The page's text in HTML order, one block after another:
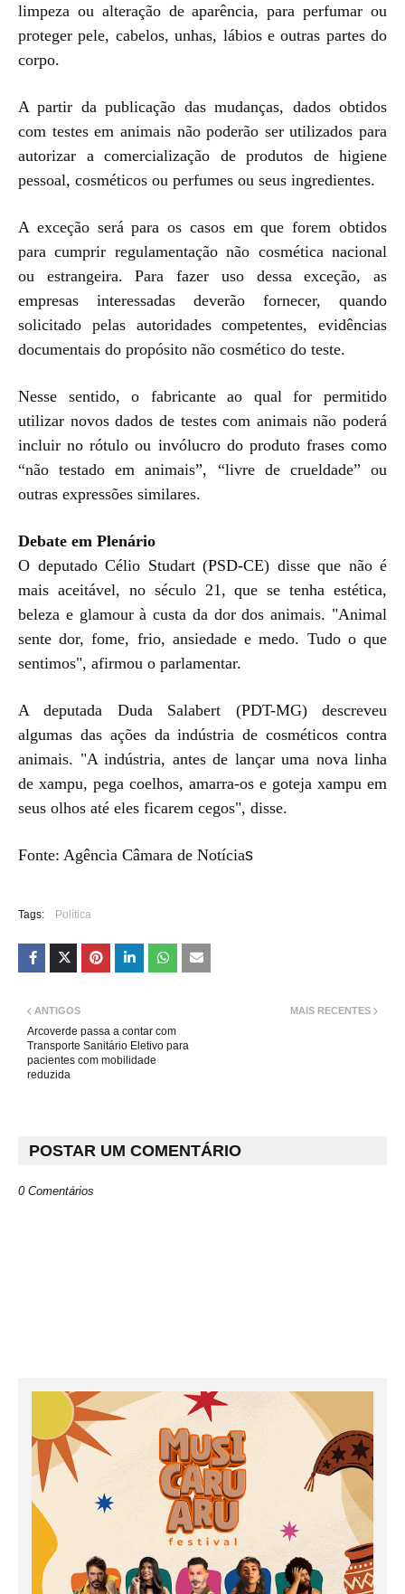
limpeza ou alteração de aparência, para perfumar ou
proteger pele, cabelos, unhas, lábios e outras partes do
corpo.
A partir da publicação das mudanças, dados obtidos
com testes em animais não poderão ser utilizados para
autorizar a comercialização de produtos de higiene
pessoal, cosméticos ou perfumes ou seus ingredientes.
A exceção será para os casos em que forem obtidos
para cumprir regulamentação não cosmética nacional
ou estrangeira. Para fazer uso dessa exceção, as
empresas interessadas deverão fornecer, quando
solicitado pelas autoridades competentes, evidências
documentais do propósito não cosmético do teste.
Nesse sentido, o fabricante ao qual for permitido
utilizar novos dados de testes com animais não poderá
incluir no rótulo ou invólucro do produto frases como
“não testado em animais”, “livre de crueldade” ou
outras expressões similares.
Debate em Plenário
O deputado Célio Studart (PSD-CE) disse que não é
mais aceitável, no século 21, que se tenha estética,
beleza e glamour à custa da dor dos animais. "Animal
sente dor, fome, frio, ansiedade e medo. Tudo o que
sentimos", afirmou o parlamentar.
A deputada Duda Salabert (PDT-MG) descreveu
algumas das ações da indústria de cosméticos contra
animais. "A indústria, antes de lançar uma nova linha
de xampu, pega coelhos, amarra-os e goteja xampu em
seus olhos até eles ficarem cegos", disse.
Fonte: Agência Câmara de Notícias
Tags: Política
MAIS RECENTES
ANTIGOS
Arcoverde passa a contar com
Transporte Sanitário Eletivo para
pacientes com mobilidade
reduzida
POSTAR UM COMENTÁRIO
0 Comentários